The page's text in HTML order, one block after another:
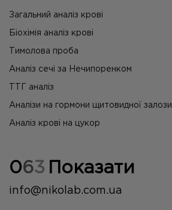
Загальний аналіз крові
Біохімія аналіз крові
Тимолова проба
Аналіз сечі за Нечипоренком
ТТГ аналіз
Аналізи на гормони щитовидної залози
Аналіз крові на цукор
063 Показати
info@nikolab.com.ua